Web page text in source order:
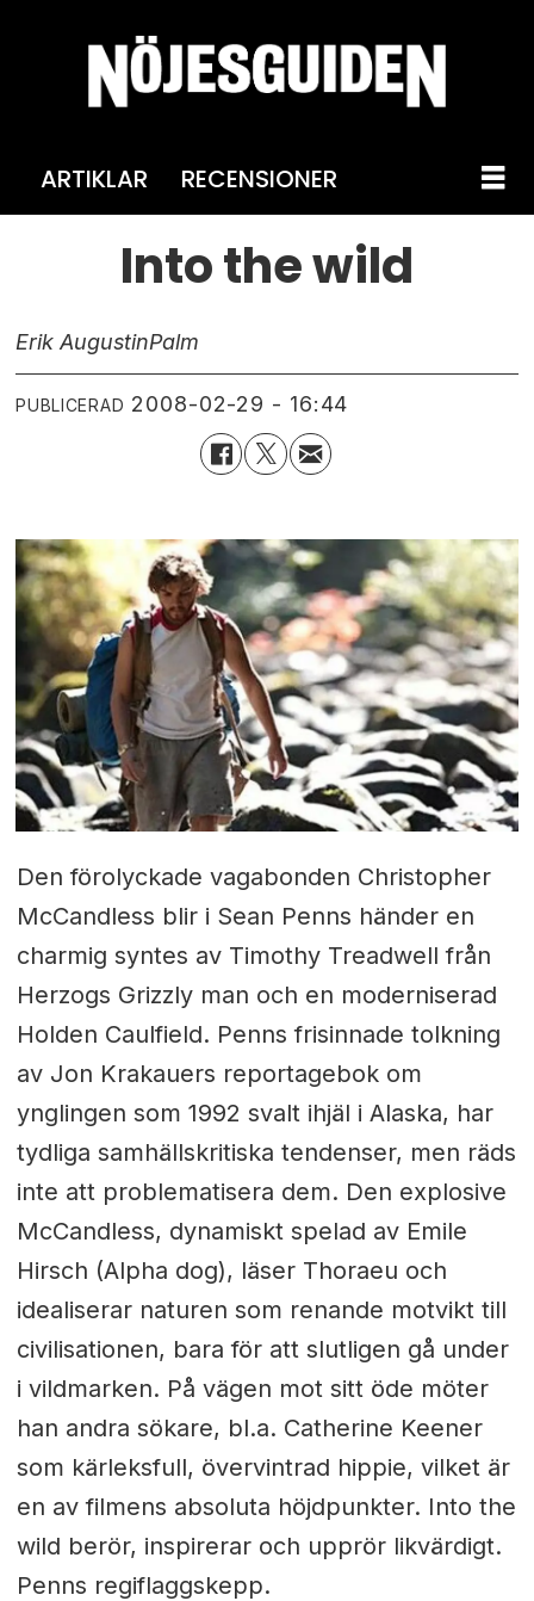
ARTIKLAR RECENSIONER
Into the wild
Erik AugustinPalm
PUBLICERAD 2008-02-29 - 16:44
Den förolyckade vagabonden Christopher
McCandless blir i Sean Penns händer en
charmig syntes av Timothy Treadwell från
Herzogs Grizzly man och en moderniserad
Holden Caulfield. Penns frisinnade tolkning
av Jon Krakauers reportagebok om
ynglingen som 1992 svalt ihjäl i Alaska, har
tydliga samhällskritiska tendenser, men räds
inte att problematisera dem. Den explosive
McCandless, dynamiskt spelad av Emile
Hirsch (Alpha dog), läser Thoraeu och
idealiserar naturen som renande motvikt till
civilisationen, bara för att slutligen gå under
i vildmarken. På vägen mot sitt öde möter
han andra sökare, bl.a. Catherine Keener
som kärleksfull, övervintrad hippie, vilket är
en av filmens absoluta höjdpunkter. Into the
wild berör, inspirerar och upprör likvärdigt.
Penns regiflaggskepp.